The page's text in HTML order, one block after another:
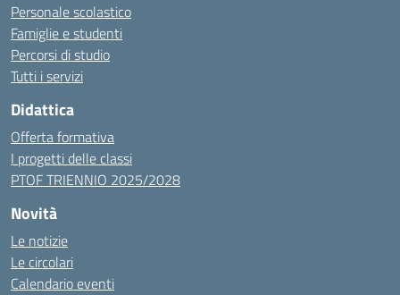
Personale scolastico
Famiglie e studenti
Percorsi di studio
Tutti i servizi
Didattica
Offerta formativa
I progetti delle classi
PTOF TRIENNIO 2025/2028
Novità
Le notizie
Le circolari
Calendario eventi